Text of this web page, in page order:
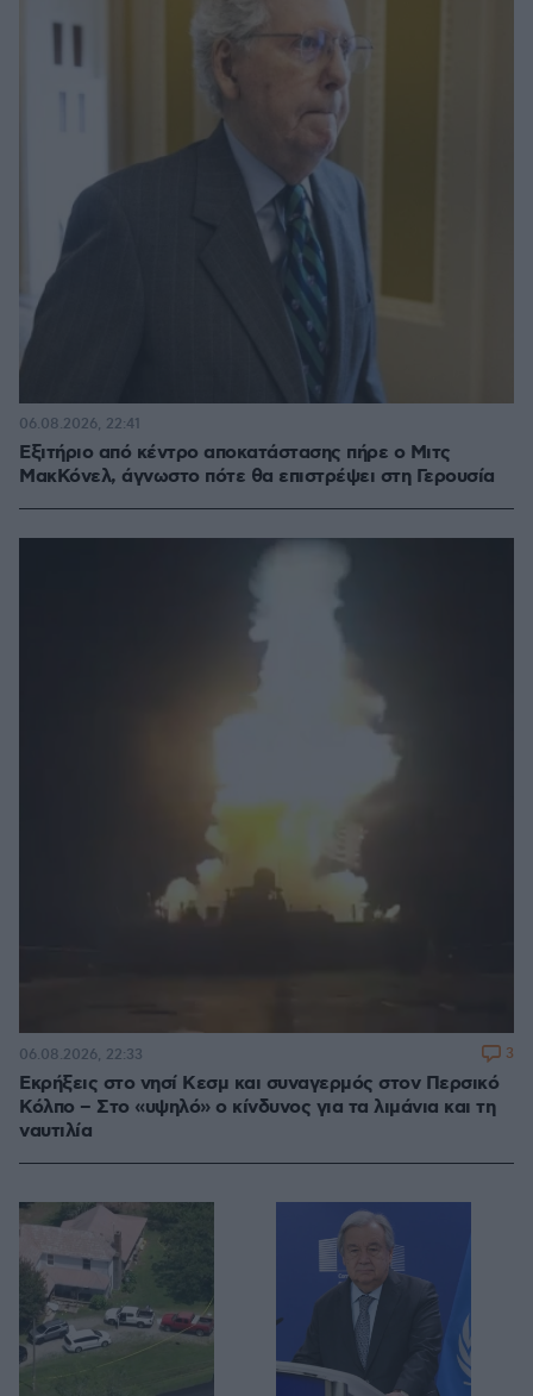
Εξιτήριο από κέντρο αποκατάστασης πήρε ο Μιτς
ΜακΚόνελ, άγνωστο πότε θα επιστρέψει στη Γερουσία
06.08.2026, 22:41
Εκρήξεις στο νησί Κεσμ και συναγερμός στον Περσικό
Κόλπο – Στο «υψηλό» ο κίνδυνος για τα λιμάνια και τη
ναυτιλία
06.08.2026, 22:33 3